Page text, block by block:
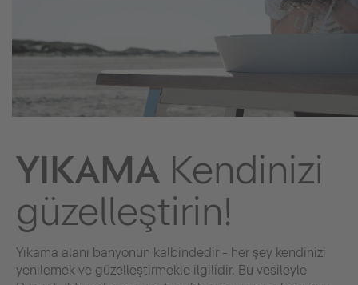
YIKAMA Kendinizi
güzelleştirin!
Yıkama alanı banyonun kalbindedir - her şey kendinizi
yenilemek ve güzelleştirmekle ilgilidir. Bu vesileyle